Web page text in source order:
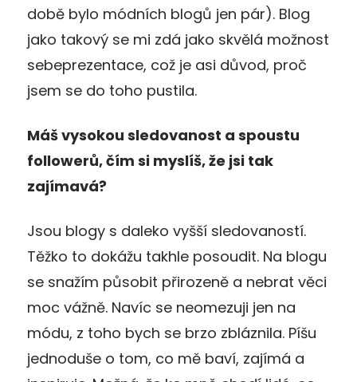
době bylo módních blogů jen pár). Blog
jako takový se mi zdá jako skvělá možnost
sebeprezentace, což je asi důvod, proč
jsem se do toho pustila.
Máš vysokou sledovanost a spoustu
followerů, čím si myslíš, že jsi tak
zajímavá?
Jsou blogy s daleko vyšší sledovaností.
Těžko to dokážu takhle posoudit. Na blogu
se snažím působit přirozeně a nebrat věci
moc vážně. Navíc se neomezuji jen na
módu, z toho bych se brzo zbláznila. Píšu
jednoduše o tom, co mě baví, zajímá a